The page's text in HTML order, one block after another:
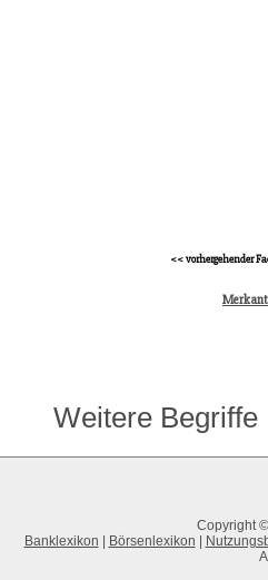
<< vorhergehender
Weitere
Copyright
Banklexikon
Börsenlexikon